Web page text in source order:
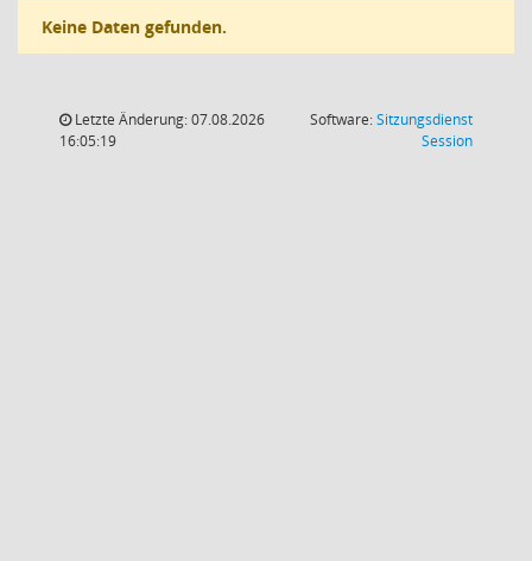
Keine Daten gefunden.
Letzte Änderung: 07.08.2026
16:05:19
Software:Sitzungsdienst
Session(Wird in